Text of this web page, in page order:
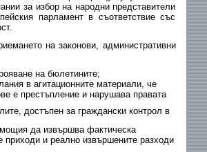
за избор на народни представители
парламент в съответствие със
на законови, административни
на бюлетините;
в агитационните материали, че
е престъпление и нарушава правата
достъпен за граждански контрол в
да извършва фактическа
приходи и реално извършените разходи